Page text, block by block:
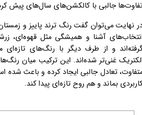
جالبی با کالکشن‌های سال‌های پیش
آشنا و همیشگی مثل قهوه‌ای،
و از طرف دیگر با رنگ‌های
غنی‌تر شده‌اند. این ترکیب میان
تعادل جالبی ایجاد کرده و باعث شده
بماند و هم روح تازه‌ای پیدا کند.